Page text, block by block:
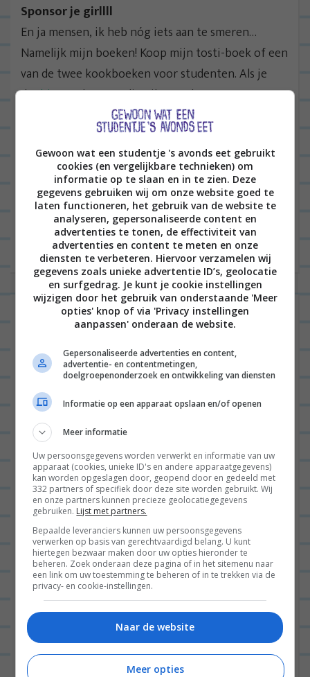
Sponsor je girllll
En ja mensen, ik heb nóg iets aan te smeren…
Namelijk mijn boeken! Koop mijn tosti-boek of een
van de twee kookboeken voor studenten. Als je
dathierrrrdoet, verdien ik er ook nog wat
gezelligs aan. Thanks!
VORIGE POST
VOLGENDE POST
4 reacties op “Loaded zoete aardappel
met zoete tempeh, zoute boontjes en
courgette met gember (Vegan)
Is er een alternatief voor de airfryer?
Wanneer je er geen hebt 😉
BEANTWOORDEN
LARA 18/02/2020 op 19:01
Vanavond gemaakt, was
inderdaad super lekker!! Ik
heb de aardappelen 30 min
op 200 in de oven gedaan
en de sperziebonen 10 min
voorgekookt en dan de
laatste 10 min erbij in de
oven 🙂
Gewoon wat een studentje 's avonds eet gebruikt
cookies (en vergelijkbare technieken) om
informatie op te slaan en in te zien. Deze
gegevens gebruiken wij om onze website goed te
laten functioneren, het gebruik van de website te
analyseren, gepersonaliseerde content en
advertenties te tonen, de effectiviteit van
advertenties en content te meten en onze
diensten te verbeteren. Hiervoor verzamelen wij
gegevens zoals unieke advertentie ID’s, geolocatie
en surfgedrag. Je kunt je cookie instellingen
wijzigen door het gebruik van onderstaande 'Meer
opties' knop of via 'Privacy instellingen
aanpassen' onderaan de website.
Gepersonaliseerde advertenties en content,
advertentie- en contentmetingen,
doelgroepenonderzoek en ontwikkeling van diensten
Informatie op een apparaat opslaan en/of openen
Meer informatie
Uw persoonsgegevens worden verwerkt en informatie van uw
apparaat (cookies, unieke ID's en andere apparaatgegevens)
kan worden opgeslagen door, geopend door en gedeeld met
332 partners of specifiek door deze site worden gebruikt. Wij
en onze partners kunnen precieze geolocatiegegevens
gebruiken. Lijst met partners.
Bepaalde leveranciers kunnen uw persoonsgegevens
verwerken op basis van gerechtvaardigd belang. U kunt
hiertegen bezwaar maken door uw opties hieronder te
beheren. Zoek onderaan deze pagina of in het sitemenu naar
een link om uw toestemming te beheren of in te trekken via de
privacy- en cookie-instellingen.
Naar de website
Meer opties